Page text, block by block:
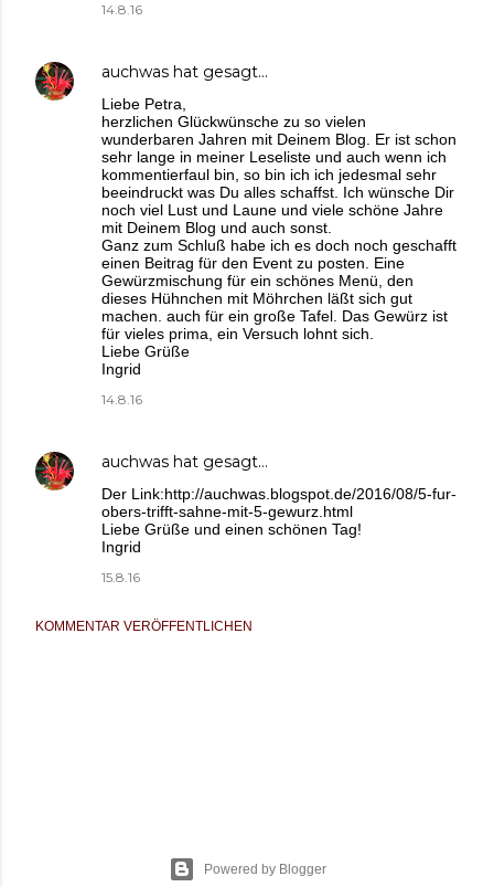
14.8.16
auchwas hat gesagt…
Liebe Petra,
herzlichen Glückwünsche zu so vielen
wunderbaren Jahren mit Deinem Blog. Er ist schon
sehr lange in meiner Leseliste und auch wenn ich
kommentierfaul bin, so bin ich ich jedesmal sehr
beeindruckt was Du alles schaffst. Ich wünsche Dir
noch viel Lust und Laune und viele schöne Jahre
mit Deinem Blog und auch sonst.
Ganz zum Schluß habe ich es doch noch geschafft
einen Beitrag für den Event zu posten. Eine
Gewürzmischung für ein schönes Menü, den
dieses Hühnchen mit Möhrchen läßt sich gut
machen. auch für ein große Tafel. Das Gewürz ist
für vieles prima, ein Versuch lohnt sich.
Liebe Grüße
Ingrid
14.8.16
auchwas hat gesagt…
Der Link:http://auchwas.blogspot.de/2016/08/5-fur-
obers-trifft-sahne-mit-5-gewurz.html
Liebe Grüße und einen schönen Tag!
Ingrid
15.8.16
KOMMENTAR VERÖFFENTLICHEN
Powered by Blogger